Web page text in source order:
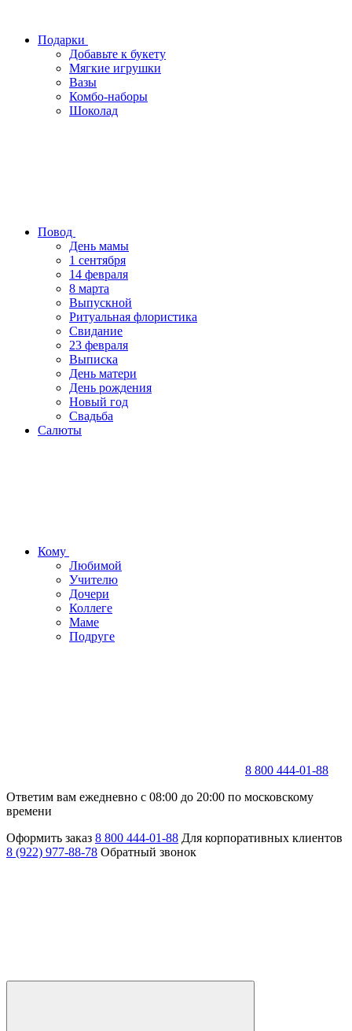
Подарки
Добавьте к букету
Мягкие игрушки
Вазы
Комбо-наборы
Шоколад
Повод
День мамы
1 сентября
14 февраля
8 марта
Выпускной
Ритуальная флористика
Свидание
23 февраля
Выписка
День матери
День рождения
Новый год
Свадьба
Салюты
Кому
Любимой
Учителю
Дочери
Коллеге
Маме
Подруге
8 800 444-01-88
Ответим вам ежедневно с 08:00 до 20:00 по московскому
времени
Оформить заказ 8 800 444-01-88 Для корпоративных клиентов
8 (922) 977-88-78 Обратный звонок